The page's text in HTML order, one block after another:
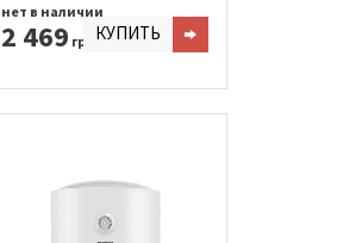
2 469 грн.
нет в наличии
КУПИТЬ